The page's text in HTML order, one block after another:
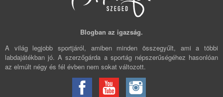
Blogban az igazság.
A világ legjobb sportjáról, amiben minden összegyűlt, ami a többi
labdajátékban jó. A szerzőgárda a sportág népszerűségéhez hasonlóan
az elmúlt négy és fél évben nem sokat változott.